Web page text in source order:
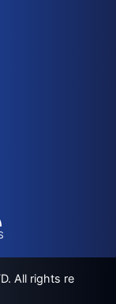
All rights re